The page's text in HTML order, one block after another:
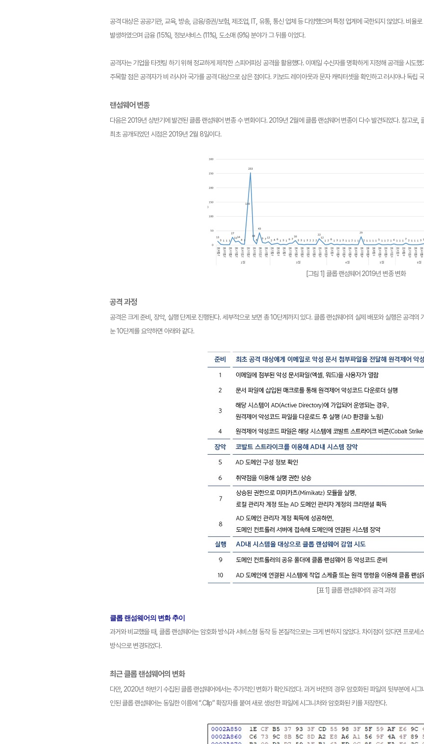
공격 대상은 공공기관, 교육, 방송, 금융/증권/보험, 제조업, IT, 유통, 통신 업체 등 다양했으며 특정 업계에 국한되지 않았다. 비율
발생하였으며 금융 (15%), 정보서비스 (11%), 도소매 (9%) 분야가 그 뒤를 이었다.
공격자는 기업을 타겟팅 하기 위해 정교하게 제작한 스피어피싱 공격을 활용했다. 이메일 수신자를 명확하게 지정해 공격을 시도
주목할 점은 공격자가 비 러시아 국가를 공격 대상으로 삼은 점이다. 키보드 레이아웃과 문자 캐릭터셋을 확인하고 러시아나 독립
랜섬웨어 변종
다음은 2019년 상반기에 발견된 클롭 랜섬웨어 변종 수 변화이다. 2019년 2월에 클롭 랜섬웨어 변종이 다수 발견되었다. 참고
최초 공개되었던 시점은 2019년 2월 8일이다.
[그림 1] 클롭 랜섬웨어 2019년 변종 변화
공격 과정
공격은 크게 준비, 장악, 실행 단계로 진행된다. 세부적으로 보면 총 10단계까지 있다. 클롭 랜섬웨어의 실제 배포와 실행은 공격
눈 10단계를 요약하면 아래와 같다.
[표 1] 클롭 랜섬웨어의 공격 과정
클롭 랜섬웨어의 변화 추이
과거와 비교했을 때, 클롭 랜섬웨어는 암호화 방식과 서비스형 동작 등 본질적으로는 크게 변하지 않았다. 차이점이 있다면 프로
방식으로 변경되었다.
최근 클롭 랜섬웨어의 변화
다만, 2020년 하반기 수집된 클롭 랜섬웨어에서는 추가적인 변화가 확인되었다. 과거 버전의 경우 암호화된 파일의 뒷부분에 시
인된 클롭 랜섬웨어는 동일한 이름에 “.Cllp” 확장자를 붙여 새로 생성한 파일에 시그니처와 암호화된 키를 저장한다.